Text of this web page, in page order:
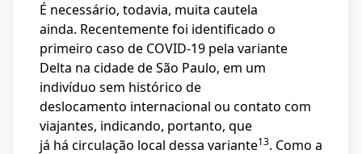
É necessário, todavia, muita cautela
ainda. Recentemente foi identificado o
primeiro caso de COVID-19 pela variante
Delta na cidade de São Paulo, em um
indivíduo sem histórico de
deslocamento internacional ou contato com
viajantes, indicando, portanto, que
já há circulação local dessa variante13. Como a